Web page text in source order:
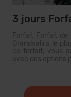
3 jours
Forfait Forfait
Grandvalira, le
ce forfait, vous
avec des options